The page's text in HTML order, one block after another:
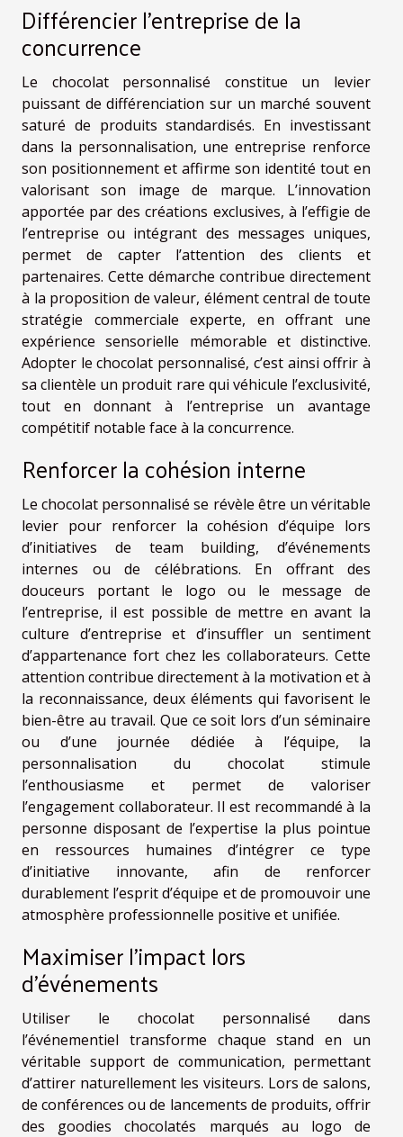
Différencier l’entreprise de la
concurrence
Le chocolat personnalisé constitue un levier
puissant de différenciation sur un marché souvent
saturé de produits standardisés. En investissant
dans la personnalisation, une entreprise renforce
son positionnement et affirme son identité tout en
valorisant son image de marque. L’innovation
apportée par des créations exclusives, à l’effigie de
l’entreprise ou intégrant des messages uniques,
permet de capter l’attention des clients et
partenaires. Cette démarche contribue directement
à la proposition de valeur, élément central de toute
stratégie commerciale experte, en offrant une
expérience sensorielle mémorable et distinctive.
Adopter le chocolat personnalisé, c’est ainsi offrir à
sa clientèle un produit rare qui véhicule l’exclusivité,
tout en donnant à l’entreprise un avantage
compétitif notable face à la concurrence.
Renforcer la cohésion interne
Le chocolat personnalisé se révèle être un véritable
levier pour renforcer la cohésion d’équipe lors
d’initiatives de team building, d’événements
internes ou de célébrations. En offrant des
douceurs portant le logo ou le message de
l’entreprise, il est possible de mettre en avant la
culture d’entreprise et d’insuffler un sentiment
d’appartenance fort chez les collaborateurs. Cette
attention contribue directement à la motivation et à
la reconnaissance, deux éléments qui favorisent le
bien-être au travail. Que ce soit lors d’un séminaire
ou d’une journée dédiée à l’équipe, la
personnalisation du chocolat stimule
l’enthousiasme et permet de valoriser
l’engagement collaborateur. Il est recommandé à la
personne disposant de l’expertise la plus pointue
en ressources humaines d’intégrer ce type
d’initiative innovante, afin de renforcer
durablement l’esprit d’équipe et de promouvoir une
atmosphère professionnelle positive et unifiée.
Maximiser l’impact lors
d’événements
Utiliser le chocolat personnalisé dans
l’événementiel transforme chaque stand en un
véritable support de communication, permettant
d’attirer naturellement les visiteurs. Lors de salons,
de conférences ou de lancements de produits, offrir
des goodies chocolatés marqués au logo de